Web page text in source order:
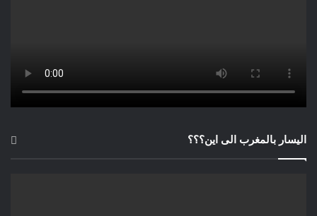
اليسار بالمغرب الى اين؟؟؟